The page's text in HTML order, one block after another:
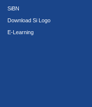
SiBN
Download Si Logo
E-Learning